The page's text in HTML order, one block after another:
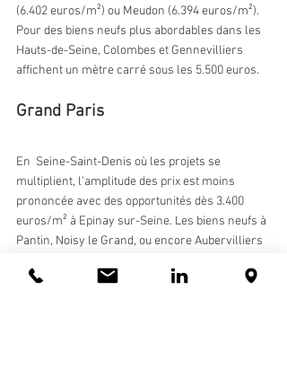
(6.402 euros/m²) ou Meudon (6.394 euros/m²).
Pour des biens neufs plus abordables dans les
Hauts-de-Seine, Colombes et Gennevilliers
affichent un mètre carré sous les 5.500 euros.
Grand Paris
En  Seine-Saint-Denis où les projets se
multiplient, l'amplitude des prix est moins
prononcée avec des opportunités dès 3.400
euros/m² à Epinay sur-Seine. Les biens neufs à
Pantin, Noisy le Grand, ou encore Aubervilliers
il n'y a qu'à Saint-Ouen où le mètre carré